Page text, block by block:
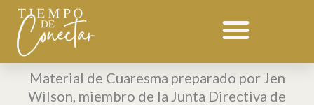
contenido
Material de Cuaresma preparado por Jen
Wilson, miembro de la Junta Directiva de